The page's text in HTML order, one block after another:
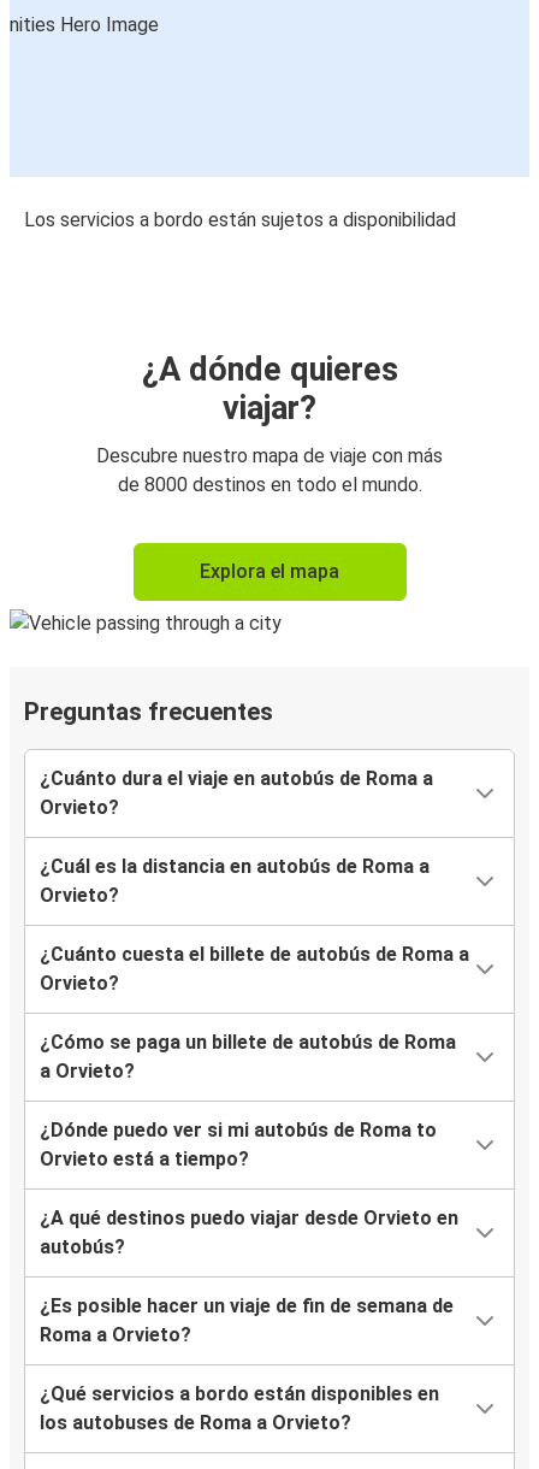
Los servicios a bordo están sujetos a disponibilidad
¿A dónde quieres
viajar?
Descubre nuestro mapa de viaje con más
de 8000 destinos en todo el mundo.
Explora el mapa
Preguntas frecuentes
¿Cuánto dura el viaje en autobús de Roma a
Orvieto?
¿Cuál es la distancia en autobús de Roma a
Orvieto?
¿Cuánto cuesta el billete de autobús de Roma a
Orvieto?
¿Cómo se paga un billete de autobús de Roma
a Orvieto?
¿Dónde puedo ver si mi autobús de Roma to
Orvieto está a tiempo?
¿A qué destinos puedo viajar desde Orvieto en
autobús?
¿Es posible hacer un viaje de fin de semana de
Roma a Orvieto?
¿Qué servicios a bordo están disponibles en
los autobuses de Roma a Orvieto?